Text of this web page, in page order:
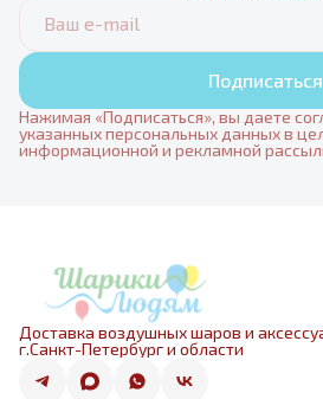
Подписаться
Нажимая «Подписаться», вы даете
указанных персональных данных в
информационной и рекламной
Доставка воздушных шаров и
г.Санкт-Петербург и области